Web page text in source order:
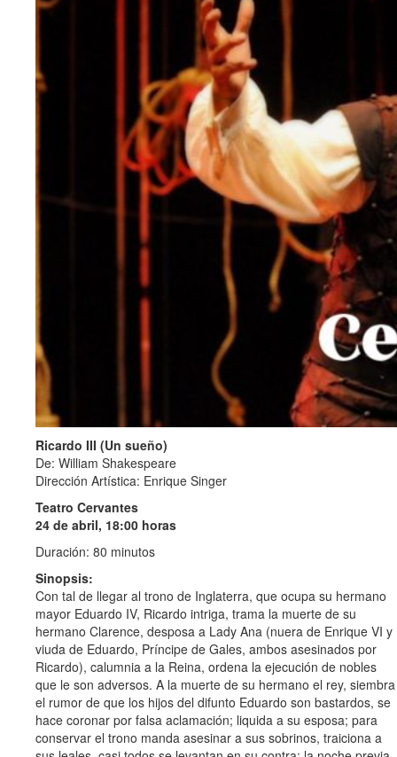
Ricardo III (Un sueño)
De: William Shakespeare
Dirección Artística: Enrique Singer
Teatro Cervantes
24 de abril, 18:00 horas
Duración: 80 minutos
Sinopsis:
Con tal de llegar al trono de Inglaterra, que ocupa su hermano
mayor Eduardo IV, Ricardo intriga, trama la muerte de su
hermano Clarence, desposa a Lady Ana (nuera de Enrique VI y
viuda de Eduardo, Príncipe de Gales, ambos asesinados por
Ricardo), calumnia a la Reina, ordena la ejecución de nobles
que le son adversos. A la muerte de su hermano el rey, siembra
el rumor de que los hijos del difunto Eduardo son bastardos, se
hace coronar por falsa aclamación; liquida a su esposa; para
conservar el trono manda asesinar a sus sobrinos, traiciona a